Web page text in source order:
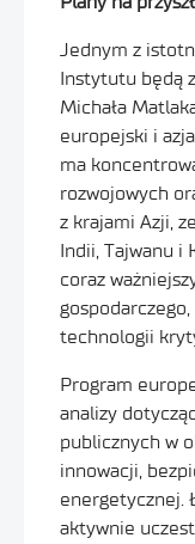
Jednym z
Instytutu będą
Michała
europejski i
ma
rozwojowych
z krajami Azji,
Indii, Tajwanu i
coraz
technologii
Program
analizy
publicznych w
innowacji,
energetycznej.
aktywnie